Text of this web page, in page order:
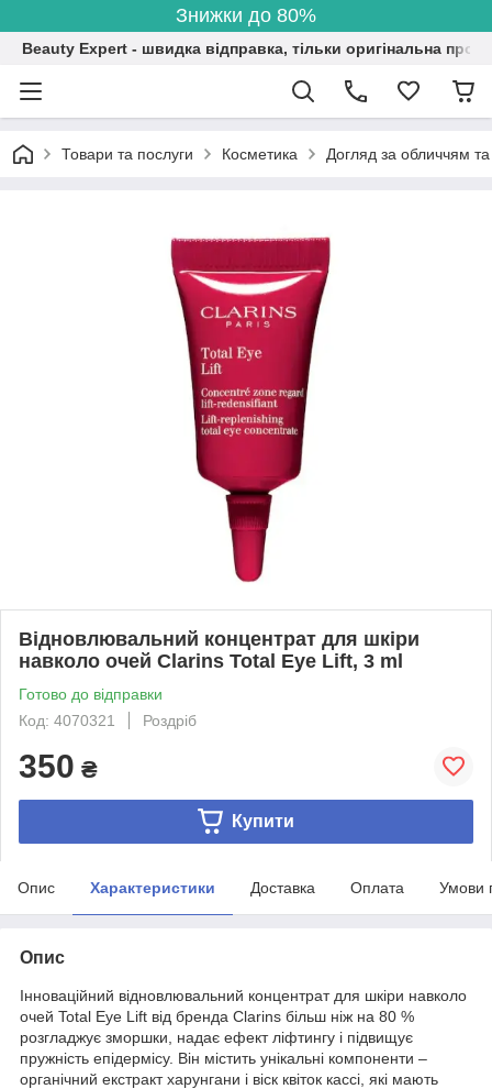
Знижки до 80%
Beauty Expert - швидка відправка, тільки оригінальна
Товари та послуги Косметика Догляд за обличчям
Відновлювальний концентрат для шкіри
навколо очей Clarins Total Eye Lift, 3 ml
Готово до відправки
Код: 4070321
Роздріб
350 ₴
Купити
Опис Характеристики Доставка Оплата Умови
Опис
Інноваційний відновлювальний концентрат для шкіри навколо
очей Total Eye Lift від бренда Clarins більш ніж на 80 %
розгладжує зморшки, надає ефект ліфтингу і підвищує
пружність епідермісу. Він містить унікальні компоненти –
органічний екстракт харунгани і віск квіток кассі, які мають